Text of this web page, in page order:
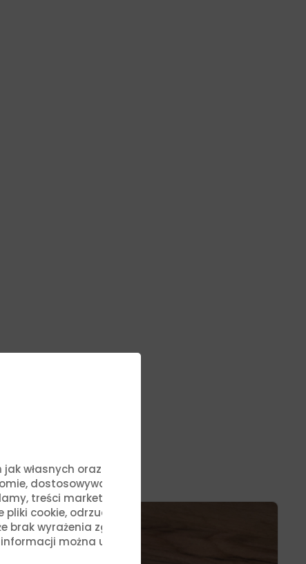
własnych oraz stron
dostosowywać treści
treści marketingowe i
cookie, odrzucić je lub
brak wyrażenia zgody na
można uzyskać,